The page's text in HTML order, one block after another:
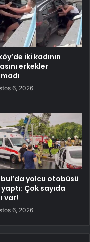
iki kadının
erkekler
6, 2026
yolcu otobüsü
Çok sayıda
var!
6, 2026